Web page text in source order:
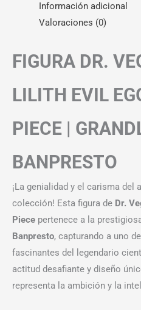
Información adicional
Valoraciones (0)
FIGURA DR.
LILITH EVIL
PIECE |
BANPRESTO
¡La genialidad y el carisma del
colección! Esta figura de Dr.
Piece pertenece a la
Banpresto, capturando a uno
fascinantes del legendario
actitud desafiante y diseño
representa la ambición y la